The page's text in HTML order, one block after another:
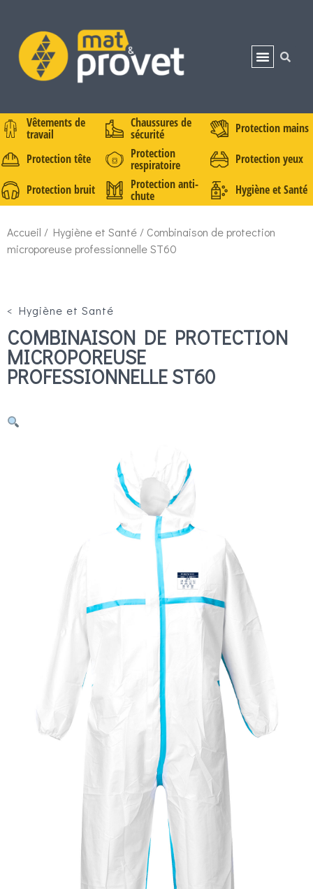
Vêtements de
travail
Chaussures de
sécurité
Protection mains
Protection tête
Protection
respiratoire
Protection yeux
Protection bruit
Protection anti-
chute Hygiène et Santé
Accueil / Hygiène et Santé / Combinaison de protection
microporeuse professionnelle ST60
< Hygiène et Santé
COMBINAISON DE PROTECTION
MICROPOREUSE
PROFESSIONNELLE ST60